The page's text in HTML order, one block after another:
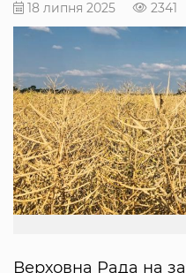
18 липня 2025 2341
Верховна Рада на